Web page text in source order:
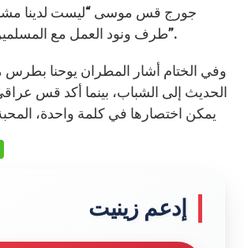
جورج قس موسى “ليست لدينا
طرف ونود العمل مع المسلمين لإعادة بناء بلدنا”.
وفي الختام أشار المطران يوحنا
الحديث إلى الشباب، بينما أكد قس
يمكن اختصارها في كلمة واحدة،
إدعم زينيت